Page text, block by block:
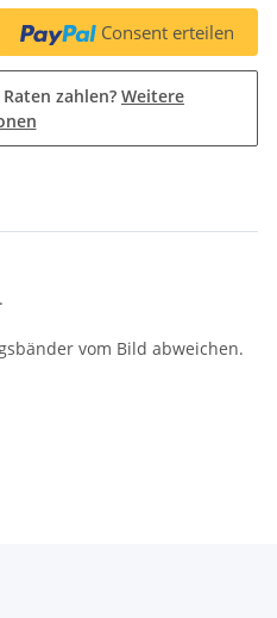
Consent erteilen
zahlen? Weitere
vom Bild abweichen.